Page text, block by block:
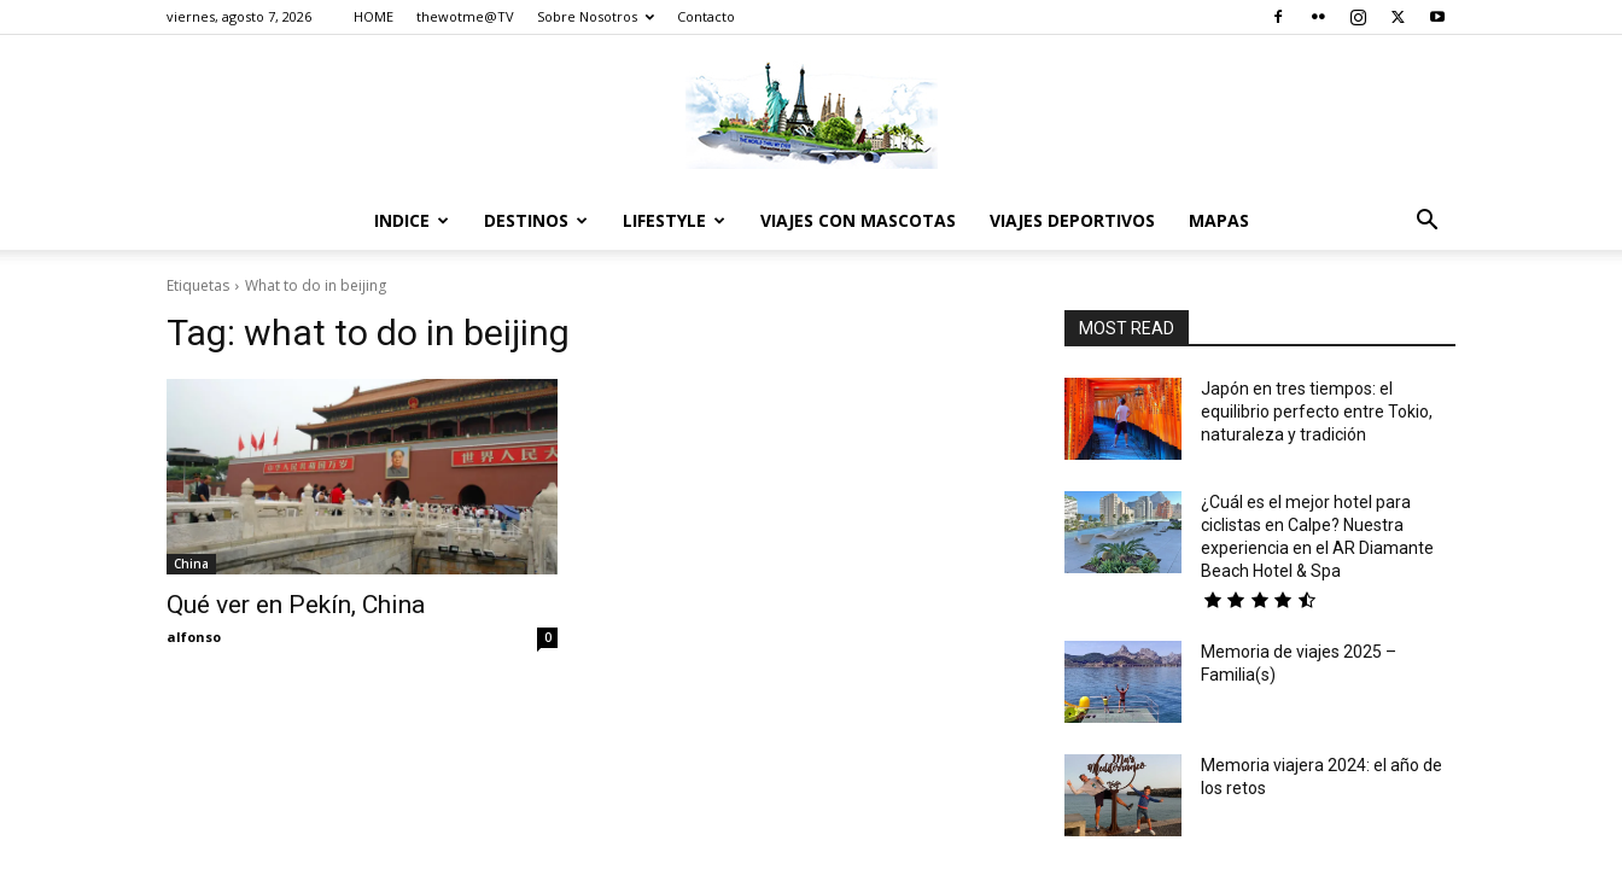
viernes, agosto 7, 2026 HOME thewotme@TV Sobre Nosotros Contacto
INDICE DESTINOS LIFESTYLE VIAJES CON MASCOTAS VIAJES DEPORTIVOS MAPAS
Etiquetas What to do in beijing
Tag: what to do in beijing
China
Qué ver en Pekín, China
alfonso 0
MOST READ
Japón en tres tiempos: el
equilibrio perfecto entre Tokio,
naturaleza y tradición
¿Cuál es el mejor hotel para
ciclistas en Calpe? Nuestra
experiencia en el AR Diamante
Beach Hotel & Spa
Memoria de viajes 2025 –
Familia(s)
Memoria viajera 2024: el año de
los retos